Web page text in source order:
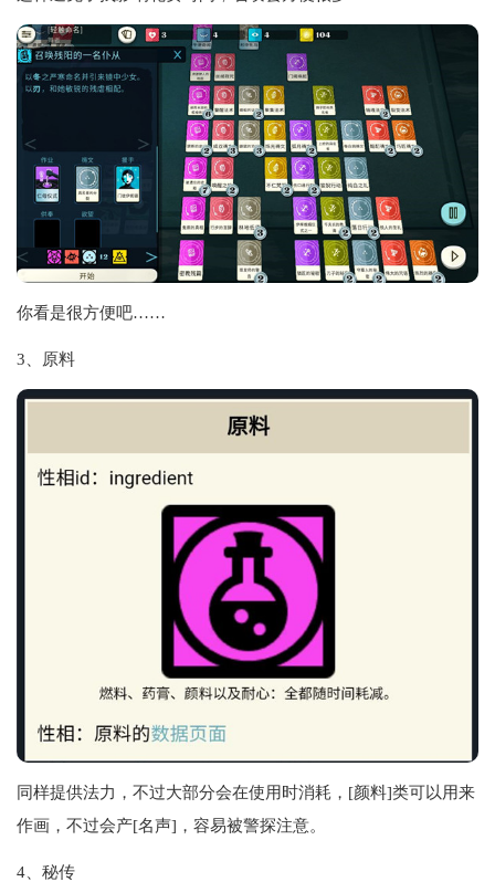
你看是很方便吧……
3、原料
同样提供法力，不过大部分会在使用时消耗，[颜料]类可以用来
作画，不过会产[名声]，容易被警探注意。
4、秘传